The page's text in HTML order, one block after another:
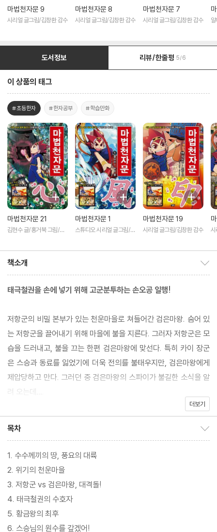
마법천자문 9
시리얼 글그림/김창환 감수
마법천자문 8
시리얼 글그림/김창환 감수
마법천자문 7
시리얼 글그림/김창환 감수
도서정보 리뷰/한줄평 5/6
이 상품의 태그
#초등한자 #한자공부 #학습만화
마법천자문 21
김현수 글/홍거북 그림/김
마법천자문 1
스튜디오 시리얼 글그림/김
마법천자문 19
시리얼 글그림/김창환 감수
책소개
태극철권을 손에 넣기 위해 고군분투하는 손오공 일행!
저항군의 비밀 본부가 있는 천운마을로 쳐들어간 검은마왕. 숨어 있
는 저항군을 끌어내기 위해 마을에 불을 지른다. 그러자 저항군은 모
습을 드러내고, 불을 끄는 한편 검은마왕에 맞선다. 특히 카이 장군
은 스승과 동료를 잃었기에 더욱 전의를 불태우지만, 검은마왕에게
제압당하고 만다. 그러던 중 검은마왕의 스파이가 불길한 소식을 알
려 오는데….
신전이 텅 비어 있어 실망을 하지만, 잠시 후 등장한 태극철권 수호
자의 작고 귀여운 모습에 실소를 터트린다. 그러다 손오공의 장난스
러운 공격에 수호자는 놀라운 변화를 보이는데…. 천운마을과 저항
군은 검은마왕에게 무사할 수 있을까? 손오공은 태극철권을 찾고
지도를 얻을 수 있을까?
더보기
목차
1. 수수께끼의 땅, 풍요의 대륙
2. 위기의 천운마을
3. 저항군 vs 검은마왕, 대격돌!
4. 태극철권의 수호자
5. 황금왕의 최후
6. 스승님의 원수를 갚겠어!